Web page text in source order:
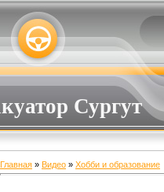
Сургут
Главная » Видео » Хобби и образование